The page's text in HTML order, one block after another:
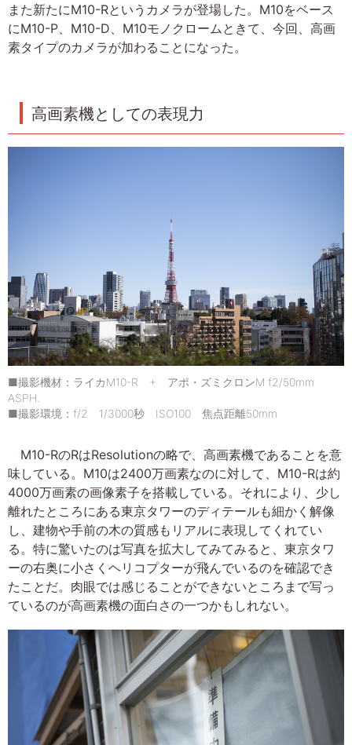
また新たにM10-Rというカメラが登場した。M10をベース
にM10-P、M10-D、M10モノクロームときて、今回、高画
素タイプのカメラが加わることになった。
高画素機としての表現力
■撮影機材：ライカM10-R + アポ・ズミクロンM f2/50mm
ASPH.
■撮影環境：f/2 1/3000秒 ISO100 焦点距離50mm
M10-RのRはResolutionの略で、高画素機であることを意
味している。M10は2400万画素なのに対して、M10-Rは約
4000万画素の画像素子を搭載している。それにより、少し
離れたところにある東京タワーのディテールも細かく解像
し、建物や手前の木の質感もリアルに表現してくれてい
る。特に驚いたのは写真を拡大してみてみると、東京タワ
ーの右奥に小さくヘリコプターが飛んでいるのを確認でき
たことだ。肉眼では感じることができないところまで写っ
ているのが高画素機の面白さの一つかもしれない。